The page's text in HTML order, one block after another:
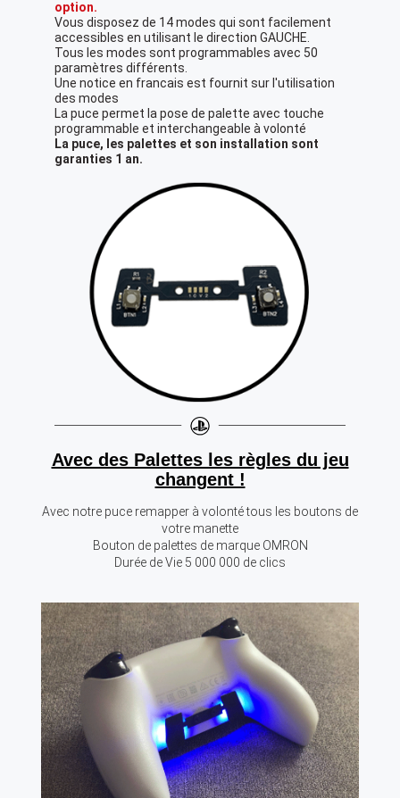
option.
Vous disposez de 14 modes qui sont facilement
accessibles en utilisant le direction GAUCHE.
Tous les modes sont programmables avec 50
paramètres différents.
Une notice en francais est fournit sur l'utilisation
des modes
La puce permet la pose de palette avec touche
programmable et interchangeable à volonté
La puce, les palettes et son installation sont
garanties 1 an.
Avec des Palettes les règles du jeu
changent !
Avec notre puce remapper à volonté tous les boutons de
votre manette
Bouton de palettes de marque OMRON
Durée de Vie 5 000 000 de clics